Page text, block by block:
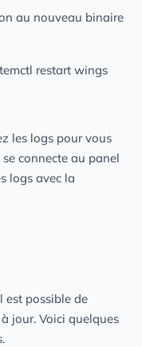
au nouveau binaire
restart wings
les logs pour vous
connecte au panel
logs avec la
est possible de
jour. Voici quelques